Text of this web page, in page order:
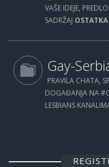
VAŠE IDEJE,
SADRŽAJ OSTATKA
Gay-
PRAVILA CHATA,
DOGAĐANJA NA
LESBIANS